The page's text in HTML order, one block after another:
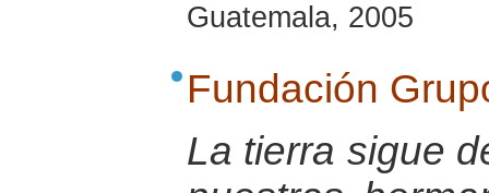
Guatemala, 2005
Fundación
La tierra sigue